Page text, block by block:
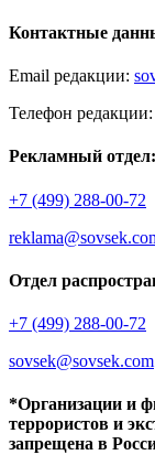
Контактные
Email редакции:
Телефон редакции:
Рекламный отдел:
+7 (499) 288-00-72
Отдел
+7 (499) 288-00-72
sovsek@sovsek.com
*Организации и
террористов и
запрещена в